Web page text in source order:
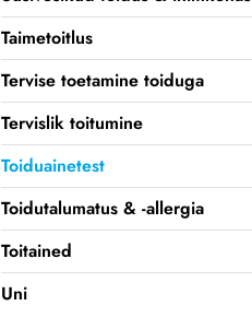
Taimetoitlus
Tervise toetamine toiduga
Tervislik toitumine
Toiduainetest
Toidutalumatus & -allergia
Toitained
Uni